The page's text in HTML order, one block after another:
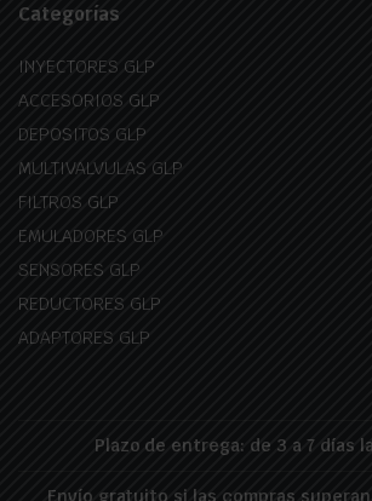
Categorías
INYECTORES GLP
ACCESORIOS GLP
DEPOSITOS GLP
MULTIVALVULAS GLP
FILTROS GLP
EMULADORES GLP
SENSORES GLP
REDUCTORES GLP
ADAPTORES GLP
Plazo de entrega: de 3 a 7 días
Envío gratuito si las compras